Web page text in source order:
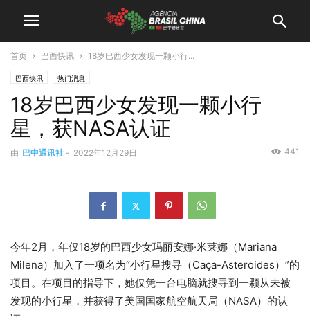
首页 巴西快讯 18岁巴西少女发现一颗小行...
巴西快讯 热门消息
18岁巴西少女发现一颗小行
星，获NASA认证
由 巴中通讯社 - 2022年12月29日 441
今年2月，年仅18岁的巴西少女玛丽安娜·米莱娜（Mariana
Milena）加入了一项名为“小行星搜寻（Caça-Asteroides）”的
项目。在项目的指导下，她仅凭一台电脑就搜寻到一颗从未被
发现的小行星，并获得了美国国家航空航天局（NASA）的认